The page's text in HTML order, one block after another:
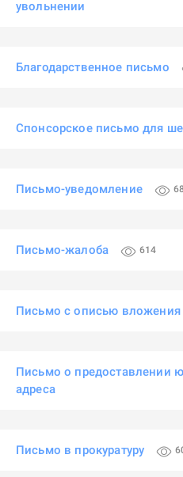
увольнении
Благодарственное письмо
Спонсорское письмо для
Письмо-уведомление
Письмо-жалоба 614
Письмо с описью вложения
Письмо о предоставлении
адреса
Письмо в прокуратуру